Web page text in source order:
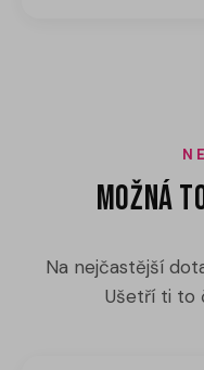
Možná
Na nejčastější
Ušetří ti to